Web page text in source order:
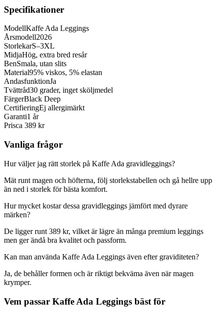
Specifikationer
ModellKaffe Ada Leggings
Årsmodell2026
StorlekarS–3XL
MidjaHög, extra bred resår
BenSmala, utan slits
Material95% viskos, 5% elastan
AndasfunktionJa
Tvättråd30 grader, inget sköljmedel
FärgerBlack Deep
CertifieringEj allergimärkt
Garanti1 år
Prisca 389 kr
Vanliga frågor
Hur väljer jag rätt storlek på Kaffe Ada gravidleggings?
Mät runt magen och höfterna, följ storlekstabellen och gå hellre upp
än ned i storlek för bästa komfort.
Hur mycket kostar dessa gravidleggings jämfört med dyrare
märken?
De ligger runt 389 kr, vilket är lägre än många premium leggings
men ger ändå bra kvalitet och passform.
Kan man använda Kaffe Ada Leggings även efter graviditeten?
Ja, de behåller formen och är riktigt bekväma även när magen
krymper.
Vem passar Kaffe Ada Leggings bäst för